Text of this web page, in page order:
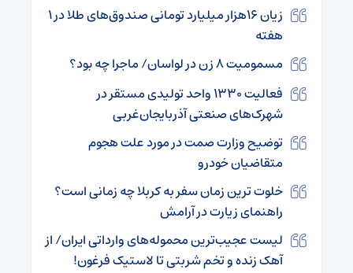
زیان ۱۶هزار میلیارد تومانی صندوق‌های طلا در ۱
هفته
مسمومیت ۸ زن در لواسان/ ماجرا چه بود؟
فعالیت ۱۳۳۰ واحد تولیدی مستقر در
شهرک‌های صنعتی آذربایجان‌غربی
توضیح وزارت صمت در مورد علت هجوم
متقاضیان خودرو
خلوت ترین زمان سفر به کربلا چه زمانی است؟
راهنمای زیارت در آرامش
لیست عجیب‌ترین محموله‌های وارداتی ایران/ از
آهک زنده و تخم شربتی تا لاستیک فرغون!